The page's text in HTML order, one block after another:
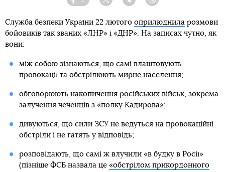
Facebook Twitter TelegramViber
Служба безпеки України 22 лютого оприлюднила розмови
бойовиків так званих «ЛНР» і «ДНР». На записах чутно, як
вони:
між собою зізнаються, що самі влаштовують
провокації та обстрілюють мирне населення;
обговорюють накопичення російських військ, зокрема
залучення чеченців з «полку Кадирова»;
дивуються, що сили ЗСУ не ведуться на провокаційні
обстріли і не гатять у відповідь;
розповідають, що самі ж влучили «в будку в Росії»
(пізніше ФСБ назвала це «обстрілом прикордонного